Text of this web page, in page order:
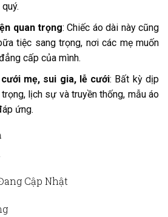
quan trọng: Chiếc áo dài này cũng
tiệc sang trọng, nơi các mẹ muốn
cấp của mình.
mẹ, sui gia, lễ cưới: Bất kỳ dịp
lịch sự và truyền thống, mẫu áo
ứng.
Cập Nhật